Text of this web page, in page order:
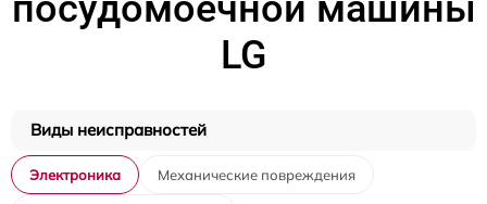
LG
Виды неисправностей
Электроника Механические повреждения